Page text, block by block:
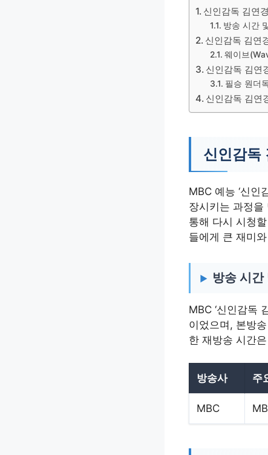
신인감독 김연
방송 시간
신인감독 김연
웨이브
신인감독 김연
필승 원더
신인감독 김연
신인감독
MBC 예능 ‘신인
장시키는 과정
통해 다시 시청
들에게 큰 재미
방송 시간
MBC ‘신인감독
이었으며, 본방
한 재방송 시간
방송사 주
MBC